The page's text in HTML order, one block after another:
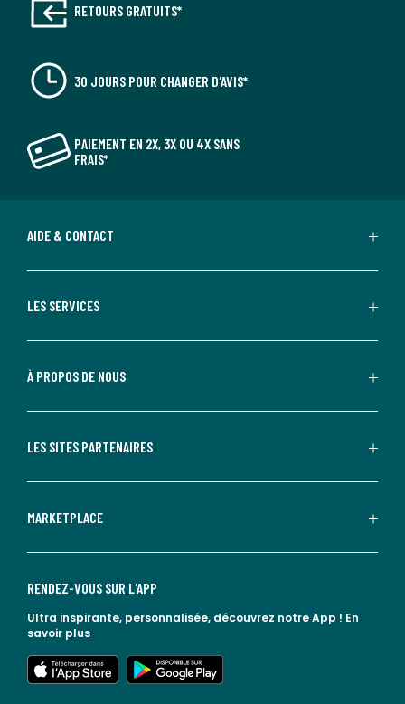
RETOURS GRATUITS*
30 JOURS POUR CHANGER D'AVIS*
PAIEMENT EN 2X, 3X OU 4X SANS
FRAIS*
AIDE & CONTACT
LES SERVICES
À PROPOS DE NOUS
LES SITES PARTENAIRES
MARKETPLACE
RENDEZ-VOUS SUR L'APP
Ultra inspirante, personnalisée, découvrez notre App ! En
savoir plus
lien vers l'app store
lien vers google play